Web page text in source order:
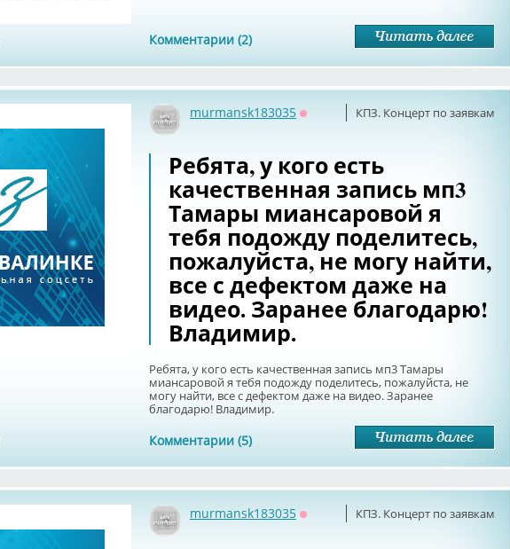
Комментарии (2)
КПЗ. Концерт по заявкам
murmansk183035
Оффлайн
Ребята, у кого есть
качественная запись мп3
Тамары миансаровой я
тебя подожду поделитесь,
пожалуйста, не могу найти,
все с дефектом даже на
видео. Заранее благодарю!
Владимир.
Ребята, у кого есть качественная запись мп3 Тамары
миансаровой я тебя подожду поделитесь, пожалуйста, не
могу найти, все с дефектом даже на видео. Заранее
благодарю! Владимир.
Комментарии (5)
КПЗ. Концерт по заявкам
murmansk183035
Оффлайн